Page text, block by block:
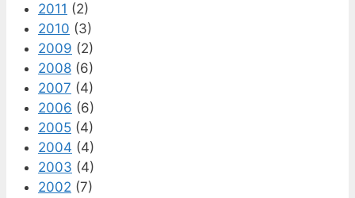
2011 (2)
2010 (3)
2009 (2)
2008 (6)
2007 (4)
2006 (6)
2005 (4)
2004 (4)
2003 (4)
2002 (7)